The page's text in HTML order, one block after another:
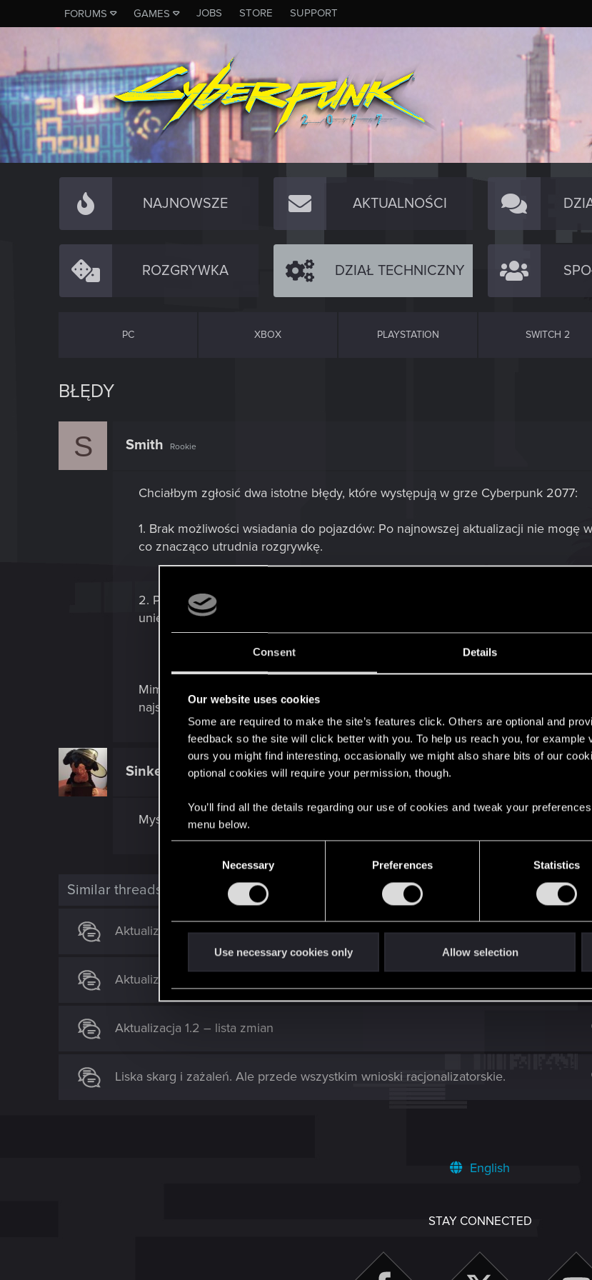
Consent Details
Our website uses cookies
Some are required to make the site’s features click. Others are optional and
feedback so the site will click better with you. To help us reach you, for example
ours you might find interesting, occasionally we might also share bits of our
optional cookies will require your permission, though.
You’ll find all the details regarding our use of cookies and tweak your
menu below.
e
l
c
Necessary Preferences Statistics
Use necessary cookies only Allow selection
FORUMS GAMES JOBS STORE SUPPORT
NAJNOWSZE AKTUALNOŚCI
ROZGRYWKA DZIAŁ TECHNICZNY
PC XBOX PLAYSTATION SWITCH 2
BŁĘDY
S Smith Rookie
Chciałbym zgłosić dwa istotne błędy, które występują w grze Cyberpunk 2077:
1. Brak możliwości wsiadania do pojazdów: Po najnowszej aktualizacji nie mogę
co znacząco utrudnia rozgrywkę.
2. Problem z jazdą samochodem: Po wsiadaniu do pojazdu mogę jechać tylko
uniemożliwia kontynuowanie misji wymagających jazdy w tym kierunku.
Mimo upływu czasu od premiery gry, te problemy nadal występują i znacząco
najszybsze naprawienie.
Sinkey87 Forum veteran
Myślę, że lepiej zgłosić problem przez pomoc techniczną.
Similar threads
Aktualizacja 2.0
Aktualizacja 1.3 – lista zmian
Aktualizacja 1.2 – lista zmian
Liska skarg i zażaleń. Ale przede wszystkim wnioski racjonalizatorskie.
English
STAY CONNECTED